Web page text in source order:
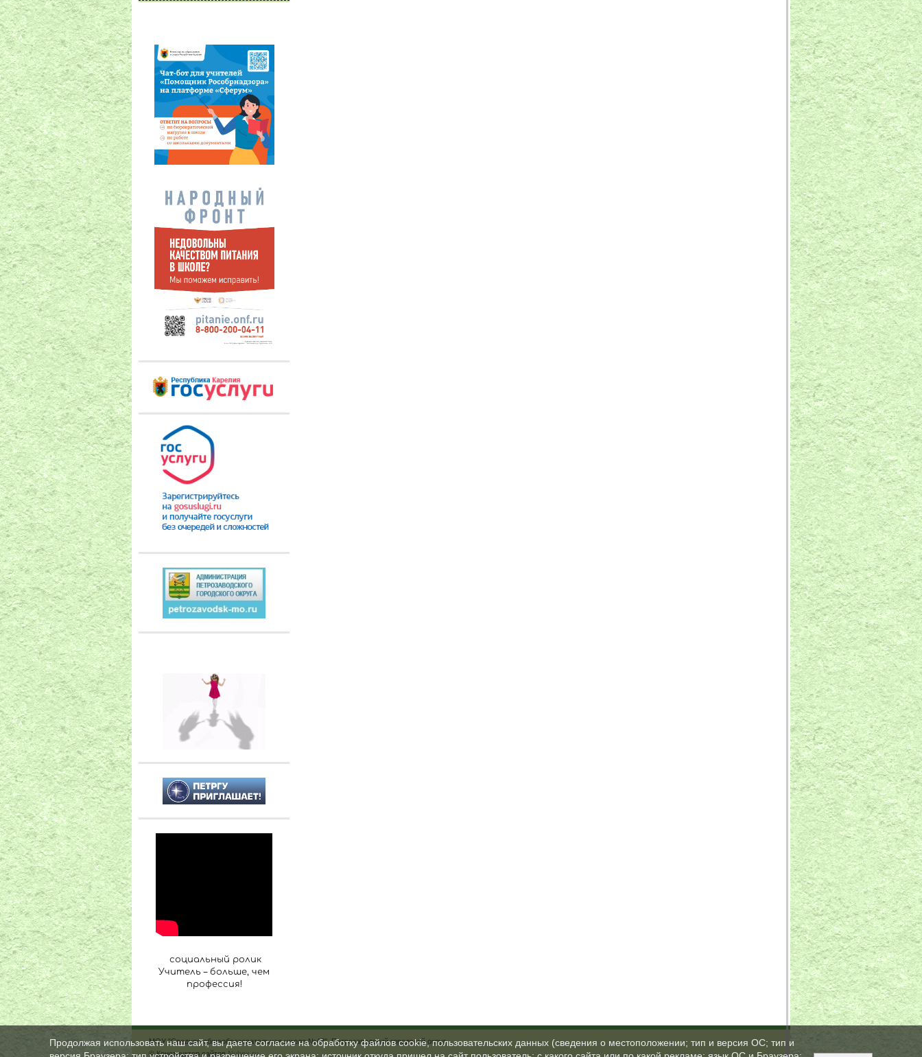
социальный ролик
Учитель – больше, чем
профессия!
МОУ "Средняя общеобразовательная школа №48", Петрозаводский городской округ
© Конструктор сайтовNubex.ru
Продолжая использовать наш сайт, вы даете согласие на обработку файлов cookie, пользовательских данных (сведения о местоположении; тип и версия ОС; тип и